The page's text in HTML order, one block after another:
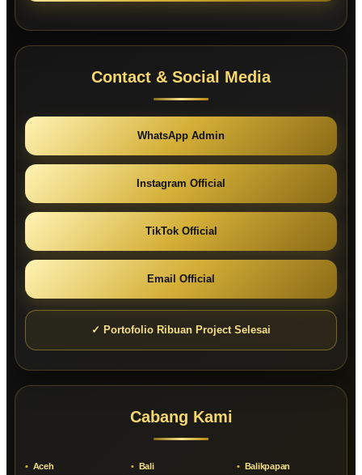
Contact & Social Media
WhatsApp Admin
Instagram Official
TikTok Official
Email Official
✓ Portofolio Ribuan Project Selesai
Cabang Kami
Aceh Bali Balikpapan